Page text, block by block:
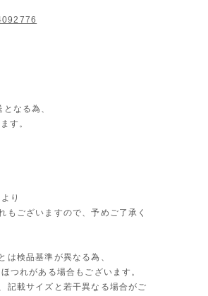
なる為、
す。
り
ございますので、予めご了承く
は検品基準が異なる為、
つれがある場合もございます。
記載サイズと若干異なる場合がご